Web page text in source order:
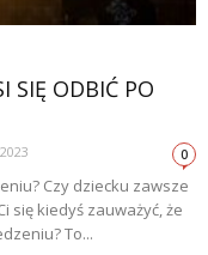
SIĘ ODBIĆ PO
0
Czy dziecku zawsze
się kiedyś zauważyć, że
To...